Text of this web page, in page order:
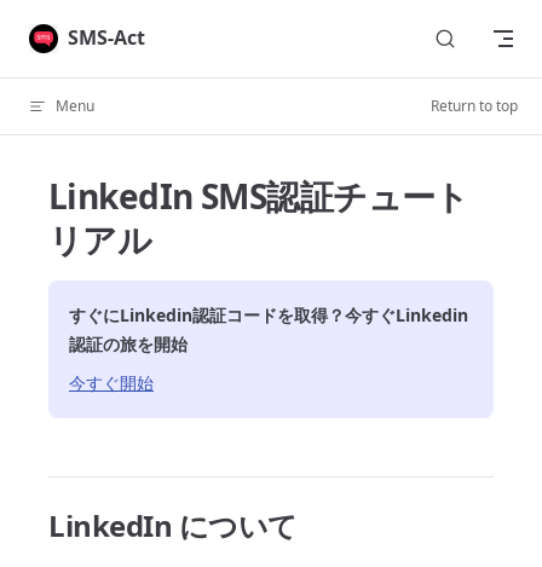
Skip to content
SMS-Act
Menu Return to top
LinkedIn SMS認証チュート
リアル
すぐにLinkedin認証コードを取得？今すぐLinkedin
認証の旅を開始
今すぐ開始
LinkedIn について